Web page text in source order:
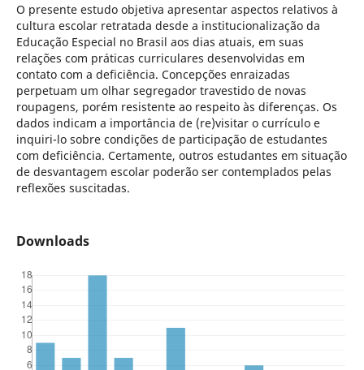
O presente estudo objetiva apresentar aspectos relativos à
cultura escolar retratada desde a institucionalização da
Educação Especial no Brasil aos dias atuais, em suas
relações com práticas curriculares desenvolvidas em
contato com a deficiência. Concepções enraizadas
perpetuam um olhar segregador travestido de novas
roupagens, porém resistente ao respeito às diferenças. Os
dados indicam a importância de (re)visitar o currículo e
inquiri-lo sobre condições de participação de estudantes
com deficiência. Certamente, outros estudantes em situação
de desvantagem escolar poderão ser contemplados pelas
reflexões suscitadas.
Downloads